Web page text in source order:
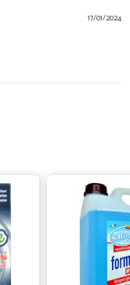
17/01/2024
merce
28/03/2022